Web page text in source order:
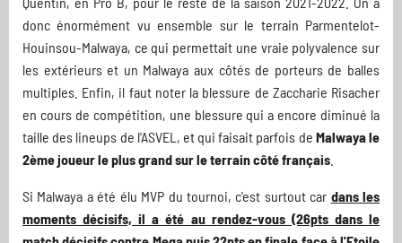
donc énormément vu ensemble sur le terrain Parmentelot-
Houinsou-Malwaya, ce qui permettait une vraie polyvalence sur
les extérieurs et un Malwaya aux côtés de porteurs de balles
multiples. Enfin, il faut noter la blessure de Zaccharie Risacher
en cours de compétition, une blessure qui a encore diminué la
taille des lineups de l'ASVEL, et qui faisait parfois de Malwaya le
2ème joueur le plus grand sur le terrain côté français
Si Malwaya a été élu MVP du tournoi, c'est surtout car dans les
moments décisifs, il a été au rendez-vous (26pts dans le